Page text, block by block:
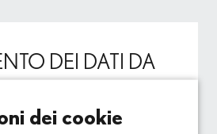
DEI DATI DA
la mappa di Google Maps in
dei cookie